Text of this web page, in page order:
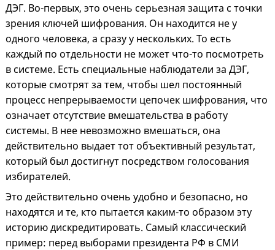
ДЭГ. Во-первых, это очень серьезная защита с точки
зрения ключей шифрования. Он находится не у
одного человека, а сразу у нескольких. То есть
каждый по отдельности не может что-то посмотреть
в системе. Есть специальные наблюдатели за ДЭГ,
которые смотрят за тем, чтобы шел постоянный
процесс непрерываемости цепочек шифрования, что
означает отсутствие вмешательства в работу
системы. В нее невозможно вмешаться, она
действительно выдает тот объективный результат,
который был достигнут посредством голосования
избирателей.
Это действительно очень удобно и безопасно, но
находятся и те, кто пытается каким-то образом эту
историю дискредитировать. Самый классический
пример: перед выборами президента РФ в СМИ